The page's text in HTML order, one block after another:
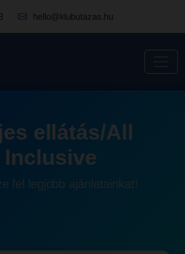
hello@klubutazas.hu
ellátás/All
Inclusive
fel legjobb ajánlatainkat!